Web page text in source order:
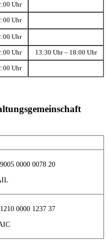
Uhr
Uhr
Uhr
Uhr 13:30 Uhr – 18:00 Uhr
Uhr
0000 0078 20
0000 1237 37